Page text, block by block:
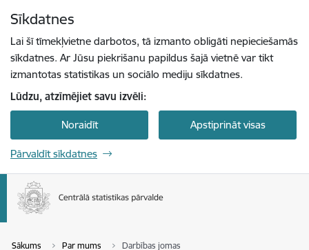
Sīkdatnes
Lai šī tīmekļvietne darbotos, tā izmanto obligāti nepieciešamās
sīkdatnes. Ar Jūsu piekrišanu papildus šajā vietnē var tikt
izmantotas statistikas un sociālo mediju sīkdatnes.
Lūdzu, atzīmējiet savu izvēli:
Noraidīt Apstiprināt visas
Pārvaldīt sīkdatnes
Sākums Par mums Darbības jomas